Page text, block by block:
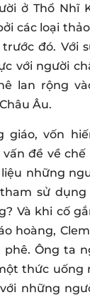
ở Thổ Nhĩ
các loại
đó. Với
với người
lan rộng
Âu.
giáo, vốn
vấn đề về
những
sử
Và khi cố
hoàng,
Ông ta
thức uống
những